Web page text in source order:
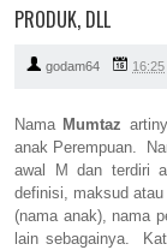
PRODUK, DLL
godam64 16:25
Nama Mumtaz
anak Perempuan.
awal M dan terdiri
definisi, maksud
(nama anak), nama
lain sebagainya.